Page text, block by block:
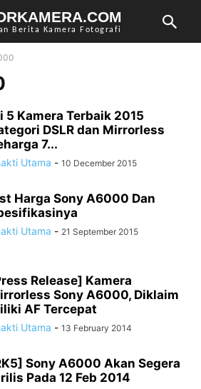
Berita Kamera Fotografi
5 Kamera Terbaik 2015
DSLR dan Mirrorless
7...
Utama - 10 December 2015
Harga Sony A6000 Dan
Utama - 21 September 2015
Release] Kamera
Sony A6000, Diklaim
AF Tercepat
Utama - 13 February 2014
Sony A6000 Akan Segera
Pada 12 Feb 2014